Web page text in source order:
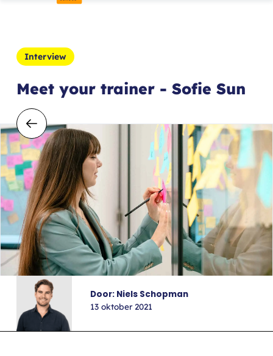
Interview
Meet your trainer - Sofie Sun
Door: Niels Schopman
13 oktober 2021